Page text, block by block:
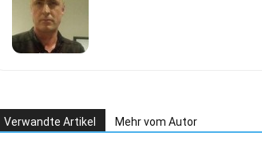
Verwandte Artikel Mehr vom Autor